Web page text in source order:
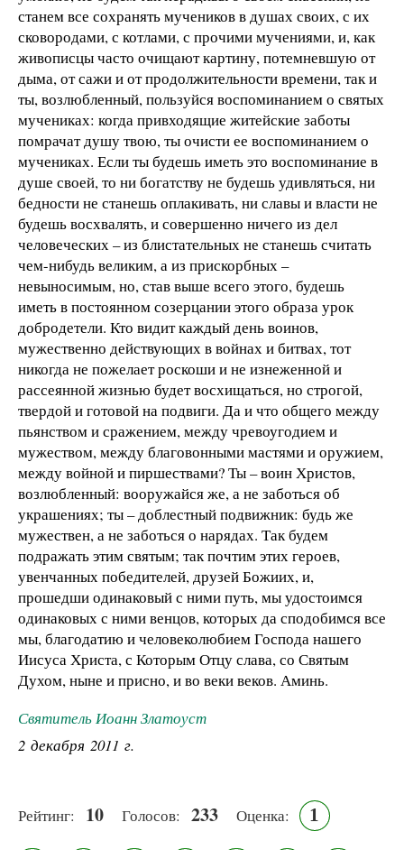
станем все сохранять мучеников в душах своих, с их
сковородами, с котлами, с прочими мучениями, и, как
живописцы часто очищают картину, потемневшую от
дыма, от сажи и от продолжительности времени, так и
ты, возлюбленный, пользуйся воспоминанием о святых
мучениках: когда привходящие житейские заботы
помрачат душу твою, ты очисти ее воспоминанием о
мучениках. Если ты будешь иметь это воспоминание в
душе своей, то ни богатству не будешь удивляться, ни
бедности не станешь оплакивать, ни славы и власти не
будешь восхвалять, и совершенно ничего из дел
человеческих – из блистательных не станешь считать
чем-нибудь великим, а из прискорбных –
невыносимым, но, став выше всего этого, будешь
иметь в постоянном созерцании этого образа урок
добродетели. Кто видит каждый день воинов,
мужественно действующих в войнах и битвах, тот
никогда не пожелает роскоши и не изнеженной и
рассеянной жизнью будет восхищаться, но строгой,
твердой и готовой на подвиги. Да и что общего между
пьянством и сражением, между чревоугодием и
мужеством, между благовонными мастями и оружием,
между войной и пиршествами? Ты – воин Христов,
возлюбленный: вооружайся же, а не заботься об
украшениях; ты – доблестный подвижник: будь же
мужествен, а не заботься о нарядах. Так будем
подражать этим святым; так почтим этих героев,
увенчанных победителей, друзей Божиих, и,
прошедши одинаковый с ними путь, мы удостоимся
одинаковых с ними венцов, которых да сподобимся все
мы, благодатию и человеколюбием Господа нашего
Иисуса Христа, с Которым Отцу слава, со Святым
Духом, ныне и присно, и во веки веков. Аминь.
Святитель Иоанн Златоуст
2 декабря 2011 г.
Рейтинг: 10 Голосов: 233 Оценка: 1